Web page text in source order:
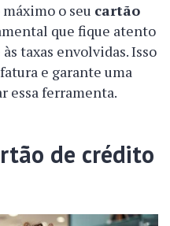
o seu cartão
que fique atento
taxas envolvidas. Isso
e garante uma
essa ferramenta.
de crédito